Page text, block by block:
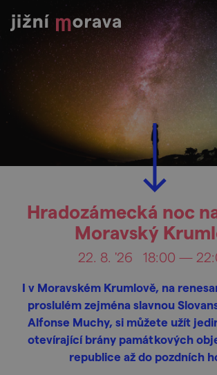
Hradozámecká noc
Moravský
22. 8. '26 18:00 —
I v Moravském Krumlově, na
proslulém zejména slavnou
Alfonse Muchy, si můžete užít
otevírající brány památkových
republice až do pozdních